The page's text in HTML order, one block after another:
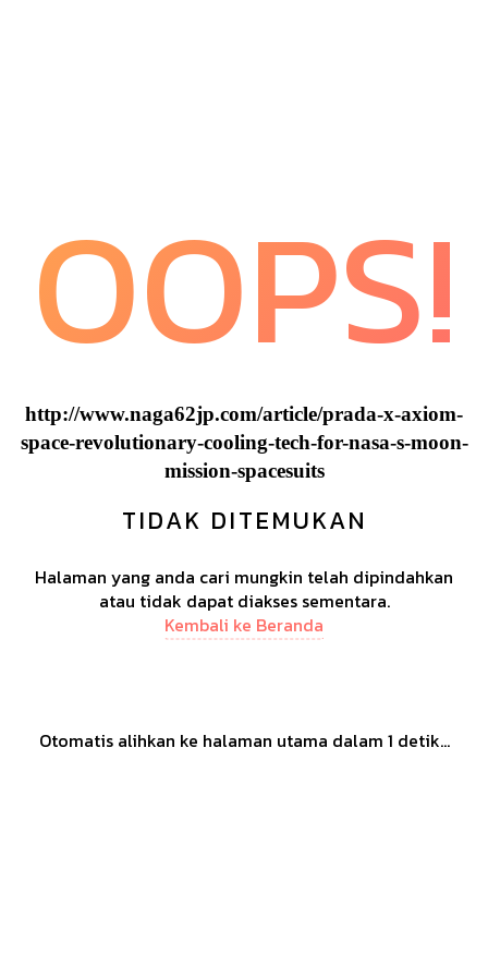
OOPS!
http://www.naga62jp.com/article/prada-x-axiom-
space-revolutionary-cooling-tech-for-nasa-s-moon-
mission-spacesuits
TIDAK DITEMUKAN
Halaman yang anda cari mungkin telah dipindahkan
atau tidak dapat diakses sementara.
Kembali ke Beranda
Otomatis alihkan ke halaman utama dalam 1 detik...